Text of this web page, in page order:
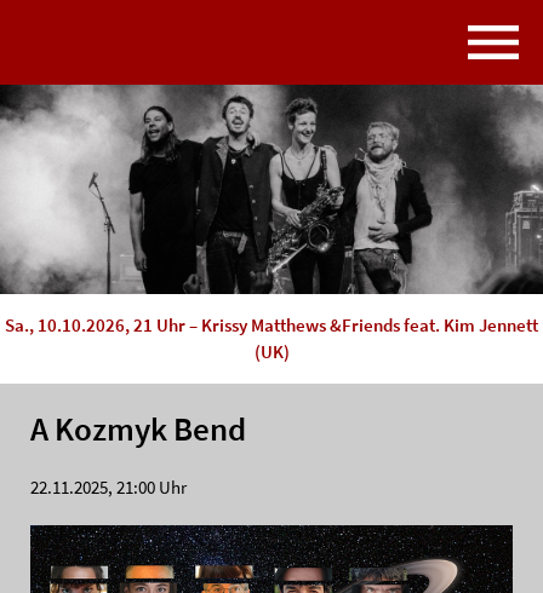
Sa., 10.10.2026, 21 Uhr – Krissy Matthews &Friends feat. Kim Jennett
(UK)
A Kozmyk Bend
22.11.2025, 21:00 Uhr